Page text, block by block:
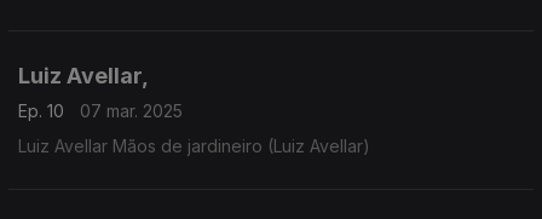
Luiz Avellar,
Ep. 10
07 mar. 2025
Luiz Avellar Mãos de jardineiro (Luiz Avellar)